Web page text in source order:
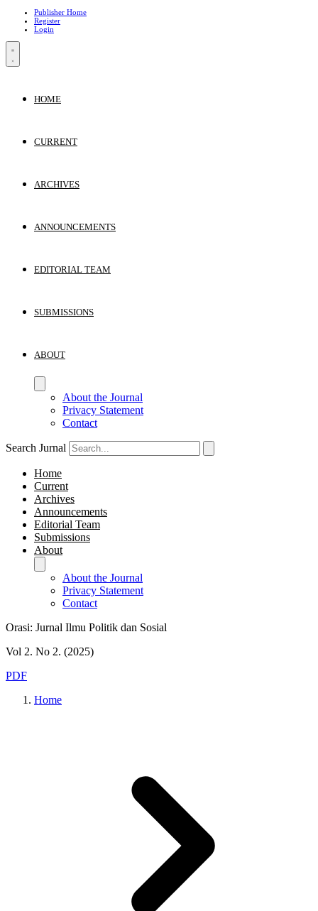
Publisher Home
Register
Login
HOME
CURRENT
ARCHIVES
ANNOUNCEMENTS
EDITORIAL TEAM
SUBMISSIONS
ABOUT
About the Journal
Privacy Statement
Contact
Search Jurnal
Home
Current
Archives
Announcements
Editorial Team
Submissions
About
About the Journal
Privacy Statement
Contact
Orasi: Jurnal Ilmu Politik dan Sosial
Vol 2. No 2. (2025)
PDF
Home